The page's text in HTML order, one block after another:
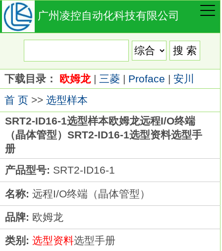
广州凌控自动化科技有限公司
下载目录： 欧姆龙| 三菱| Proface | 安川
首 页>> 选型样本
SRT2-ID16-1选型样本欧姆龙远程I/O终端
（晶体管型）SRT2-ID16-1选型资料选型手
册
产品型号: SRT2-ID16-1
名称: 远程I/O终端（晶体管型）
品牌: 欧姆龙
类别: 选型资料选型手册